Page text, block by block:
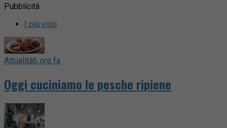
Pubblicità
I più visti
Attualità6 ore fa
Oggi cuciniamo le pesche ripiene